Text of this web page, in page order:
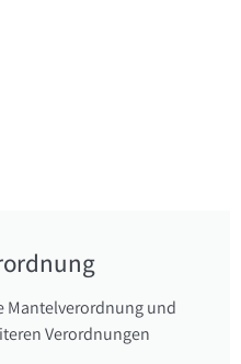
Mantelverordnung und
Verordnungen